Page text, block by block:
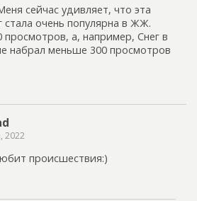
сейчас удивляет, что эта
стала очень популярна в ЖЖ.
просмотров, а, например, Снег в
набрал меньше 300 просмотров
2022
происшествия:)